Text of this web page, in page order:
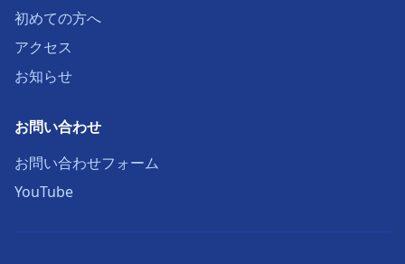
初めての方へ
アクセス
お知らせ
お問い合わせ
お問い合わせフォーム
YouTube